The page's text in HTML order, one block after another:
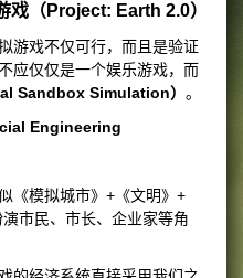
戏（Project: Earth 2.0）
游戏不仅可行，而且是验证
应仅仅是一个娱乐游戏，而
Sandbox Simulation） 。
Engineering
《模拟城市》+《文明》+
市民、市长、企业家等角